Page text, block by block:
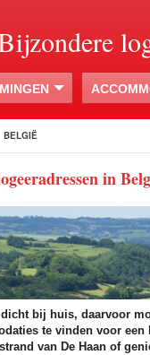
BELGIË
in
dicht bij huis, daarvoor
te vinden voor
van De Haan of